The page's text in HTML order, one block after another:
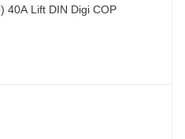
40А Lift DIN Digi COP